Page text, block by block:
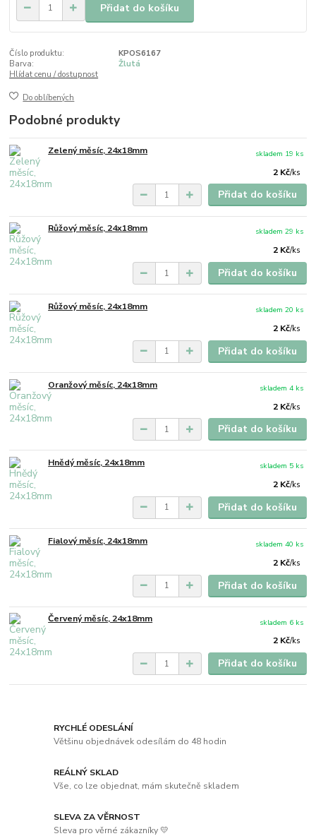
Přidat do košíku
Číslo produktu:
KPOS6167
Barva:
Žlutá
Hlídat cenu / dostupnost
Do oblíbených
Podobné produkty
Zelený měsíc, 24x18mm
2 Kč/ks
skladem 19 ks
Přidat do košíku
Růžový měsíc, 24x18mm
2 Kč/ks
skladem 29 ks
Přidat do košíku
Růžový měsíc, 24x18mm
2 Kč/ks
skladem 20 ks
Přidat do košíku
Oranžový měsíc, 24x18mm
2 Kč/ks
skladem 4 ks
Přidat do košíku
Hnědý měsíc, 24x18mm
2 Kč/ks
skladem 5 ks
Přidat do košíku
Fialový měsíc, 24x18mm
2 Kč/ks
skladem 40 ks
Přidat do košíku
Červený měsíc, 24x18mm
2 Kč/ks
skladem 6 ks
Přidat do košíku
RYCHLÉ ODESLÁNÍ
Většinu objednávek odesílám do 48 hodin
REÁLNÝ SKLAD
Vše, co lze objednat, mám skutečně skladem
SLEVA ZA VĚRNOST
Sleva pro věrné zákazníky 💛